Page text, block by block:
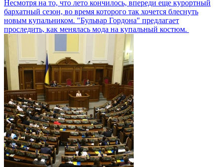
Несмотря на то, что лето кончилось, впереди еще курортный
бархатный сезон, во время которого так хочется блеснуть
новым купальником. "Бульвар Гордона" предлагает
проследить, как менялась мода на купальный костюм.